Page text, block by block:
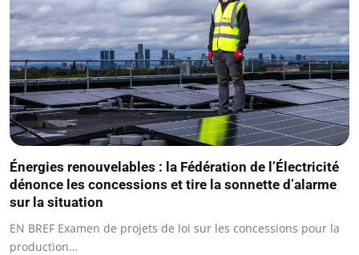
Énergies renouvelables : la Fédération de l’Électricité
dénonce les concessions et tire la sonnette d’alarme
sur la situation
EN BREF Examen de projets de loi sur les concessions pour la
production…